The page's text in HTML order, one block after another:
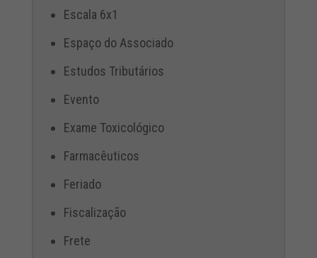
Escala 6x1
Espaço do Associado
Estudos Tributários
Evento
Exame Toxicológico
Farmacêuticos
Feriado
Fiscalização
Frete